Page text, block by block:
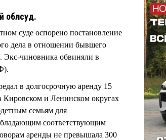
облсуд.
суде оспорено постановление
дела в отношении бывшего
Экс-чиновника обвиняли в
в долгосрочную аренду 15
Кировском и Ленинском округах
семьям для
соответствующим
аренды не превышала 300